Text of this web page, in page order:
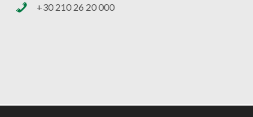
+30 210 26 20 000